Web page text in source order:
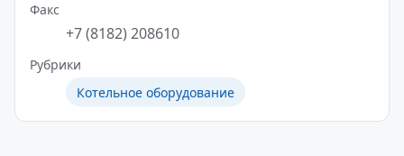
Факс
+7 (8182) 208610
Рубрики
Котельное оборудование